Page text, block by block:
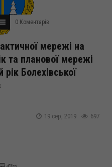
0 Коментарів
мережі на
та планової мережі
Болехівської
697
19 сер, 2019